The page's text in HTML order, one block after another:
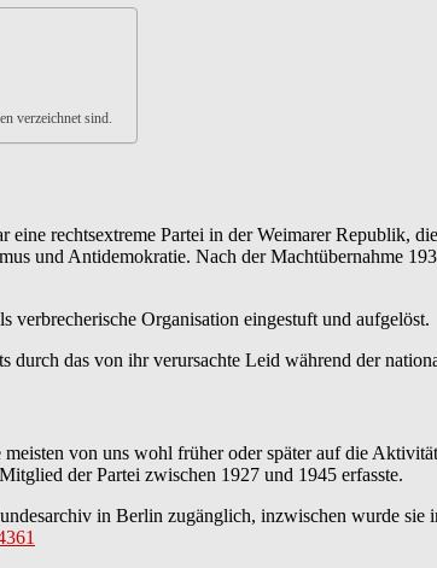
verzeichnet sind.
rechtsextreme Partei in der Weimarer Republik,
und Antidemokratie. Nach der Machtübernahme
Organisation eingestuft und aufgelöst.
durch das von ihr verursachte Leid während der
von uns wohl früher oder später auf die
der Partei zwischen 1927 und 1945 erfasste.
in Berlin zugänglich, inzwischen wurde